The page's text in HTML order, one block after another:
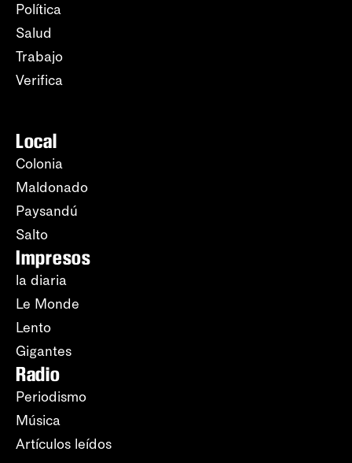
Política
Salud
Trabajo
Verifica
Local
Colonia
Maldonado
Paysandú
Salto
Impresos
la diaria
Le Monde
Lento
Gigantes
Radio
Periodismo
Música
Artículos leídos